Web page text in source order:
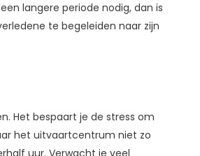
langere periode nodig, dan is
te begeleiden naar zijn
Het bespaart je de stress om
het uitvaartcentrum niet zo
uur. Verwacht je veel